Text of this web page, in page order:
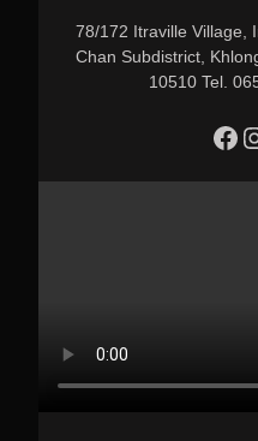
78/172 Itraville Village,
Chan Subdistrict,
10510 Tel.
https://www.facebook.com/profile.php?id=100090086432719